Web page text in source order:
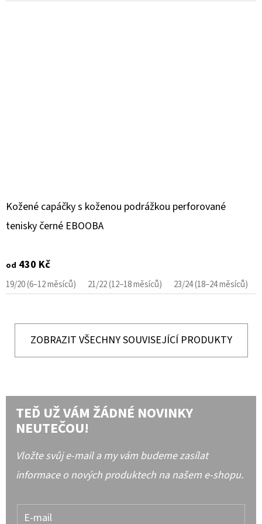
Kožené capáčky s koženou podrážkou perforované
tenisky černé EBOOBA
od 430 Kč
19/20 (6–12 měsíců) 21/22 (12–18 měsíců) 23/24 (18–24 měsíců)
ZOBRAZIT VŠECHNY SOUVISEJÍCÍ PRODUKTY
TEĎ UŽ VÁM ŽÁDNÉ NOVINKY
NEUTEČOU!
Vložte svůj e-mail a my vám budeme zasílat
informace o nových produktech na našem e-shopu.
E-mail